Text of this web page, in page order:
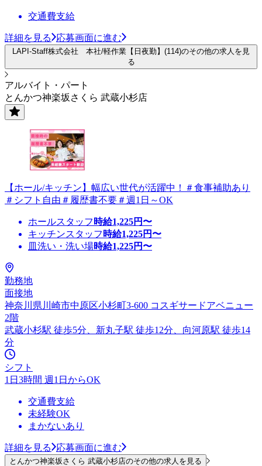
交通費支給
詳細を見る 応募画面に進む
LAPI-Staff株式会社 本社/軽作業【日夜勤】(114)のその他の求人を見
る
アルバイト・パート
とんかつ神楽坂さくら 武蔵小杉店
【ホール/キッチン】幅広い世代が活躍中！＃食事補助あり
＃シフト自由＃履歴書不要＃週1日～OK
ホールスタッフ 時給1,225円〜
キッチンスタッフ 時給1,225円〜
皿洗い・洗い場時給1,225円〜
勤務地
面接地
神奈川県川崎市中原区小杉町3-600 コスギサードアベニュー
2階
武蔵小杉駅 徒歩5分、新丸子駅 徒歩12分、向河原駅 徒歩14
分
シフト
1日3時間 週1日からOK
交通費支給
未経験OK
まかないあり
詳細を見る 応募画面に進む
とんかつ神楽坂さくら 武蔵小杉店のその他の求人を見る